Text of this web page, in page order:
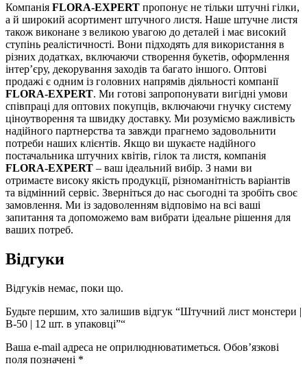
Компанія FLORA-EXPERT пропонує не тільки штучні гілки,
а й широкий асортимент штучного листя. Наше штучне листя
також виконане з великою увагою до деталей і має високий
ступінь реалістичності. Вони підходять для використання в
різних додатках, включаючи створення букетів, оформлення
інтер’єру, декорування заходів та багато іншого. Оптові
продажі є одним із головних напрямів діяльності компанії
FLORA-EXPERT. Ми готові запропонувати вигідні умови
співпраці для оптових покупців, включаючи гнучку систему
ціноутворення та швидку доставку. Ми розуміємо важливість
надійного партнерства та завжди прагнемо задовольнити
потреби наших клієнтів. Якщо ви шукаєте надійного
постачальника штучних квітів, гілок та листя, компанія
FLORA-EXPERT – ваш ідеальний вибір. З нами ви
отримаєте високу якість продукції, різноманітність варіантів
та відмінний сервіс. Зверніться до нас сьогодні та зробіть своє
замовлення. Ми із задоволенням відповімо на всі ваші
запитання та допоможемо вам вибрати ідеальне рішення для
ваших потреб.
Відгуки
Відгуків немає, поки що.
Будьте першим, хто залишив відгук “Штучний лист монстери |
В-50 | 12 шт. в упаковці”“
Ваша e-mail адреса не оприлюднюватиметься. Обов’язкові
поля позначені *